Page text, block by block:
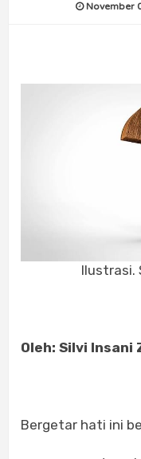
November
Ilustrasi.
Oleh: Silvi Insani
Bergetar hati ini